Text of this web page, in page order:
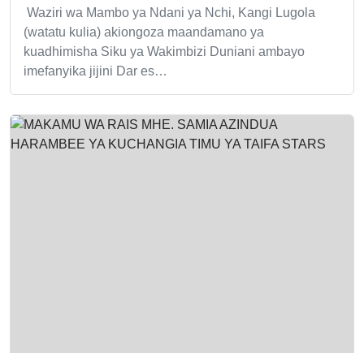
Waziri wa Mambo ya Ndani ya Nchi, Kangi Lugola
(watatu kulia) akiongoza maandamano ya
kuadhimisha Siku ya Wakimbizi Duniani ambayo
imefanyika jijini Dar es…